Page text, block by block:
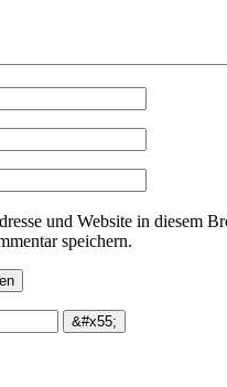
und Website in diesem
speichern.